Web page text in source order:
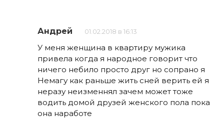
Андрей 01.02.2018 в 16:13
У меня женщина в квартиру мужика
привела когда я народное говорит что
ничего небило просто друг но сопрано я
Немагу как раньше жить сней верить ей я
неразу неизменнял зачем может тоже
водить домой друзей женского пола пока
она наработе